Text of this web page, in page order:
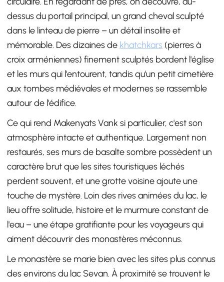
dessus du portail principal, un grand cheval sculpté
dans le linteau de pierre – un détail insolite et
mémorable. Des dizaines de khatchkars (pierres à
croix arméniennes) finement sculptés bordent l'église
et les murs qui l'entourent, tandis qu'un petit cimetière
aux tombes médiévales et modernes se rassemble
autour de l'édifice.
Ce qui rend Makenyats Vank si particulier, c'est son
atmosphère intacte et authentique. Largement non
restaurés, ses murs de basalte sombre possèdent un
caractère brut que les sites touristiques léchés
perdent souvent, et une grotte voisine ajoute une
touche de mystère. Loin des rives animées du lac, le
lieu offre solitude, histoire et le murmure constant de
l'eau – une étape gratifiante pour les voyageurs qui
aiment découvrir des monastères méconnus.
Le monastère se marie bien avec les sites plus connus
des environs du lac Sevan. À proximité se trouvent le